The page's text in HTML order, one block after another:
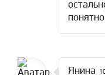
Янина